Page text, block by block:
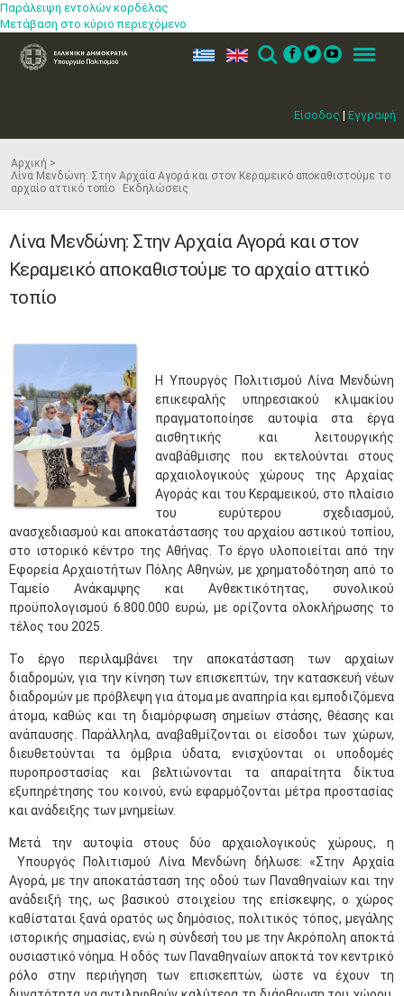
Παράλειψη εντολών κορδέλας
Μετάβαση στο κύριο περιεχόμενο
Είσοδος | Εγγραφή
ελ en Search Menu
Αρχική
Λίνα Μενδώνη: Στην Αρχαία Αγορά και στον Κεραμεικό αποκαθιστούμε το
αρχαίο αττικό τοπίο Εκδηλώσεις
Λίνα Μενδώνη: Στην Αρχαία Αγορά και στον
Κεραμεικό αποκαθιστούμε το αρχαίο αττικό
τοπίο
Η Υπουργός Πολιτισμού Λίνα Μενδώνη
επικεφαλής υπηρεσιακού κλιμακίου
πραγματοποίησε αυτοψία στα έργα
αισθητικής και λειτουργικής
αναβάθμισης που εκτελούνται στους
αρχαιολογικούς χώρους της Αρχαίας
Αγοράς και του Κεραμεικού, στο πλαίσιο
του ευρύτερου σχεδιασμού,
ανασχεδιασμού και αποκατάστασης του αρχαίου αστικού τοπίου,
στο ιστορικό κέντρο της Αθήνας. Το έργο υλοποιείται από την
Εφορεία Αρχαιοτήτων Πόλης Αθηνών, με χρηματοδότηση από το
Ταμείο Ανάκαμψης και Ανθεκτικότητας, συνολικού
προϋπολογισμού 6.800.000 ευρώ, με ορίζοντα ολοκλήρωσης το
τέλος του 2025.
Το έργο περιλαμβάνει την αποκατάσταση των αρχαίων
διαδρομών, για την κίνηση των επισκεπτών, την κατασκευή νέων
διαδρομών με πρόβλεψη για άτομα με αναπηρία και εμποδιζόμενα
άτομα, καθώς και τη διαμόρφωση σημείων στάσης, θέασης και
ανάπαυσης. Παράλληλα, αναβαθμίζονται οι είσοδοι των χώρων,
διευθετούνται τα όμβρια ύδατα, ενισχύονται οι υποδομές
πυροπροστασίας και βελτιώνονται τα απαραίτητα δίκτυα
εξυπηρέτησης του κοινού, ενώ εφαρμόζονται μέτρα προστασίας
και ανάδειξης των μνημείων.
Μετά την αυτοψία στους δύο αρχαιολογικούς χώρους, η
Υπουργός Πολιτισμού Λίνα Μενδώνη δήλωσε: «Στην Αρχαία
Αγορά, με την αποκατάσταση της οδού των Παναθηναίων και την
ανάδειξή της, ως βασικού στοιχείου της επίσκεψης, ο χώρος
καθίσταται ξανά ορατός ως δημόσιος, πολιτικός τόπος, μεγάλης
ιστορικής σημασίας, ενώ η σύνδεσή του με την Ακρόπολη αποκτά
ουσιαστικό νόημα. Η οδός των Παναθηναίων αποκτά τον κεντρικό
ρόλο στην περιήγηση των επισκεπτών, ώστε να έχουν τη